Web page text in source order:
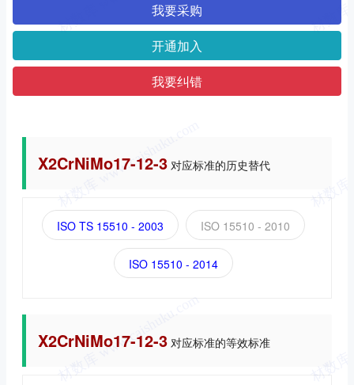
我要采购
开通加入
我要纠错
X2CrNiMo17-12-3 对应标准的历史替代
ISO TS 15510 - 2003 ISO 15510 - 2010
ISO 15510 - 2014
X2CrNiMo17-12-3 对应标准的等效标准